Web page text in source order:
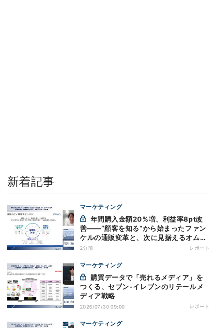
新着記事
マーケティング
善——“顧客を知る”から始まったファン
ケルの通販変革と、次に見据えるオムニ
チャネル
2分前 レポート
マーケティング
つくる、セブン-イレブンのリテールメ
ディア戦略
2026/07/30 09:00 レポート
マーケティング